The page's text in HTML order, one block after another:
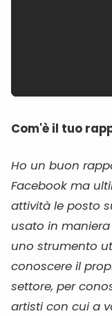
Com'è il tuo
Ho un buon
Facebook ma
attività le posto
usato in
uno strumento
conoscere il
settore, per
artisti con cui a